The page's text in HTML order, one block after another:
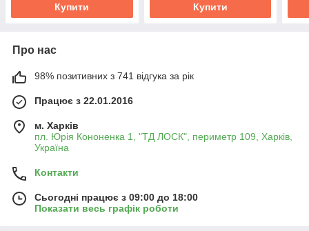
Купити Купити
Про нас
98% позитивних з 741 відгука за рік
Працює з 22.01.2016
м. Харків
пл. Юрія Кононенка 1, "ТД ЛОСК", периметр 109, Харків,
Україна
Контакти
Сьогодні працює з 09:00 до 18:00
Показати весь графік роботи